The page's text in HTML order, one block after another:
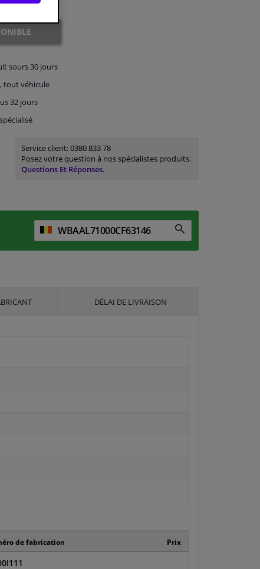
sours 30 jours
tout véhicule
32 jours
Service client:0380 833 78
Posez votre question à nos spécialistes produits.
Questions Et Réponses.
DÉLAI DE LIVRAISON
de fabrication Prix